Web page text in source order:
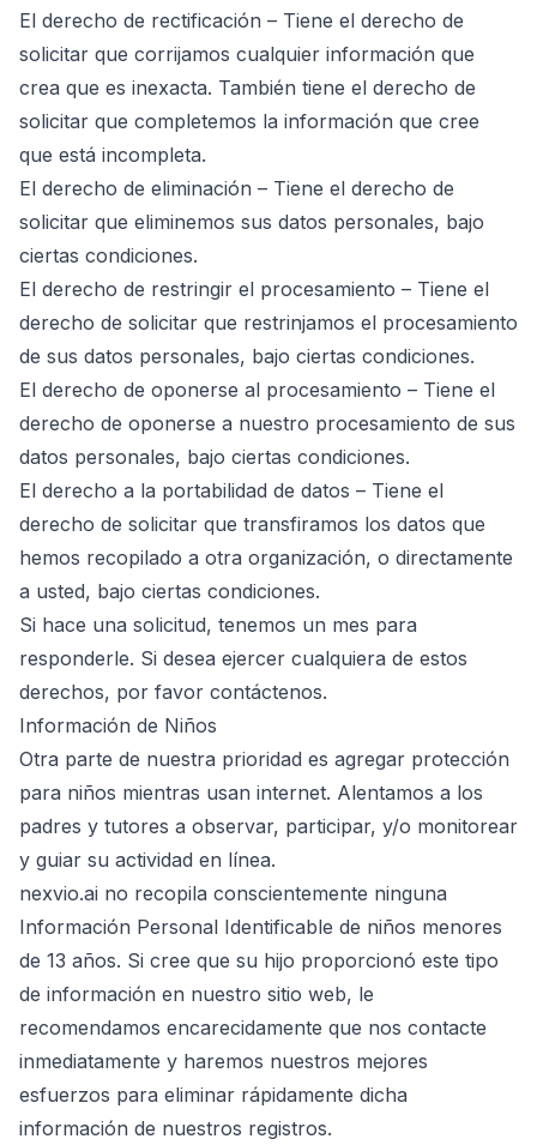
El derecho de rectificación – Tiene el derecho de
solicitar que corrijamos cualquier información que
crea que es inexacta. También tiene el derecho de
solicitar que completemos la información que cree
que está incompleta.
El derecho de eliminación – Tiene el derecho de
solicitar que eliminemos sus datos personales, bajo
ciertas condiciones.
El derecho de restringir el procesamiento – Tiene el
derecho de solicitar que restrinjamos el procesamiento
de sus datos personales, bajo ciertas condiciones.
El derecho de oponerse al procesamiento – Tiene el
derecho de oponerse a nuestro procesamiento de sus
datos personales, bajo ciertas condiciones.
El derecho a la portabilidad de datos – Tiene el
derecho de solicitar que transfiramos los datos que
hemos recopilado a otra organización, o directamente
a usted, bajo ciertas condiciones.
Si hace una solicitud, tenemos un mes para
responderle. Si desea ejercer cualquiera de estos
derechos, por favor contáctenos.
Información de Niños
Otra parte de nuestra prioridad es agregar protección
para niños mientras usan internet. Alentamos a los
padres y tutores a observar, participar, y/o monitorear
y guiar su actividad en línea.
nexvio.ai no recopila conscientemente ninguna
Información Personal Identificable de niños menores
de 13 años. Si cree que su hijo proporcionó este tipo
de información en nuestro sitio web, le
recomendamos encarecidamente que nos contacte
inmediatamente y haremos nuestros mejores
esfuerzos para eliminar rápidamente dicha
información de nuestros registros.